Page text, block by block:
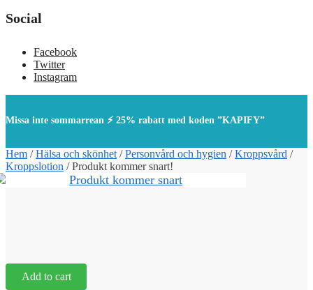
Social
Facebook
Twitter
Instagram
Missa inte sommarrean ⚡ 25% rabatt med koden ”KAPIFY”
Hem /Hälsa och skönhet /Personvård och hygien /Kroppsvård /
Kroppslotion /Produkt kommer snart!
Add to cart